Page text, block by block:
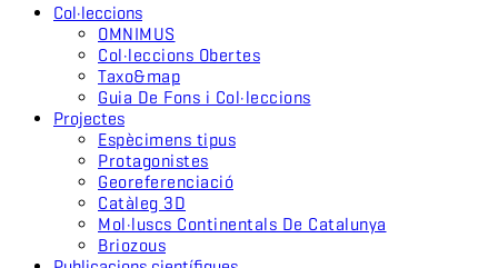
Col·leccions
OMNIMUS
Col·leccions Obertes
Taxo&map
Guia De Fons i Col·leccions
Projectes
Espècimens tipus
Protagonistes
Georeferenciació
Catàleg 3D
Mol·luscs Continentals De Catalunya
Briozous